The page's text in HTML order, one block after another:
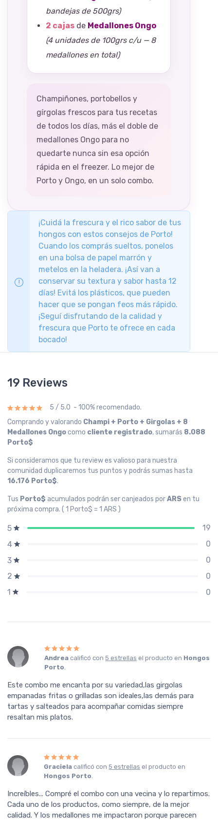
bandejas de 500grs)
2 cajas de Medallones Ongo
(4 unidades de 100grs c/u — 8
medallones en total)
Champiñones, portobellos y
gírgolas frescos para tus recetas
de todos los días, más el doble de
medallones Ongo para no
quedarte nunca sin esa opción
rápida en el freezer. Lo mejor de
Porto y Ongo, en un solo combo.
¡Cuidá la frescura y el rico sabor de tus
hongos con estos consejos de Porto!
Cuando los comprás sueltos, ponelos
en una bolsa de papel marrón y
metelos en la heladera. ¡Así van a
conservar su textura y sabor hasta 12
días! Evitá los plásticos, que pueden
hacer que se pongan feos más rápido.
¡Seguí disfrutando de la calidad y
frescura que Porto te ofrece en cada
bocado!
19 Reviews
5 / 5.0 - 100% recomendado.
Comprando y valorando Champi + Porto + Girgolas + 8
Medallones Ongocomo cliente registrado, sumarás 8.088
Porto$
Si consideramos que tu review es valioso para nuestra
comunidad duplicaremos tus puntos y podrás sumas hasta
16.176 Porto$.
Tus Porto$ acumulados podrán ser canjeados porARSen tu
próxima compra. ( 1 Porto$ = 1 ARS )
5
19
4
0
3
0
2
0
1
0
Andrea calificó con5 estrellas el producto en Hongos
Porto.
Este combo me encanta por su variedad,las girgolas
empanadas fritas o grilladas son ideales,las demás para
tartas y salteados para acompañar comidas siempre
resaltan mis platos.
Graciela calificó con5 estrellas el producto en
Hongos Porto.
Increíbles... Compré el combo con una vecina y lo repartimos.
Cada uno de los productos, como siempre, de la mejor
calidad. Y los medallones me impactaron porque parecen